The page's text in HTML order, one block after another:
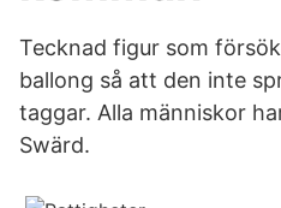
Tecknad figur som
ballong så att den inte
taggar. Alla människor
Swärd.